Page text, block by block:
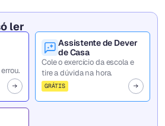
ler
Assistente de Dever
de Casa
Cole o exercício da escola e
tire a dúvida na hora.
GRÁTIS